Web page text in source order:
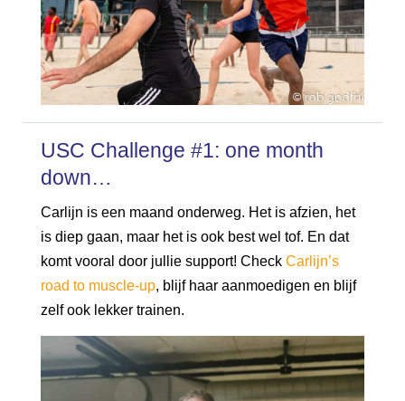
USC Challenge #1: one month
down…
Carlijn is een maand onderweg. Het is afzien, het
is diep gaan, maar het is ook best wel tof. En dat
komt vooral door jullie support! Check Carlijn’s
road to muscle-up, blijf haar aanmoedigen en blijf
zelf ook lekker trainen.